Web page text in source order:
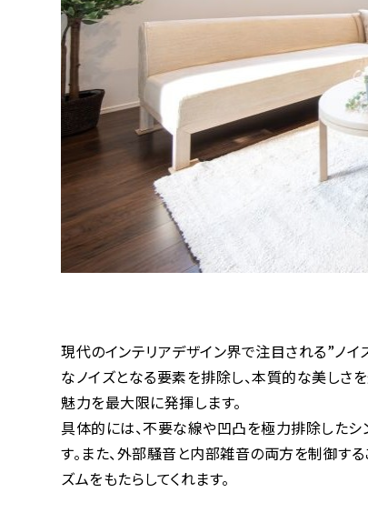
現代のインテリアデザイン界で注目される”ノ
なノイズとなる要素を排除し、本質的な美しさ
魅力を最大限に発揮します。
具体的には、不要な線や凹凸を極力排除した
す。また、外部騒音と内部雑音の両方を制御す
ズムをもたらしてくれます。